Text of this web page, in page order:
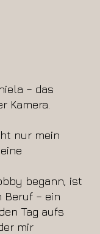
– das
Kamera.
nur mein
begann, ist
Beruf – ein
Tag aufs
mir